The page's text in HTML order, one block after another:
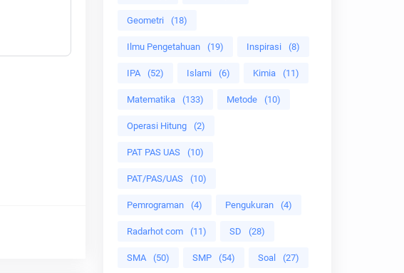
Geometri (18)
Ilmu Pengetahuan (19) Inspirasi (8)
IPA (52) Islami (6) Kimia (11)
Matematika (133) Metode (10)
Operasi Hitung (2)
PAT PAS UAS (10)
PAT/PAS/UAS (10)
Pemrograman (4) Pengukuran (4)
Radarhot com (11) SD (28)
SMA (50) SMP (54) Soal (27)